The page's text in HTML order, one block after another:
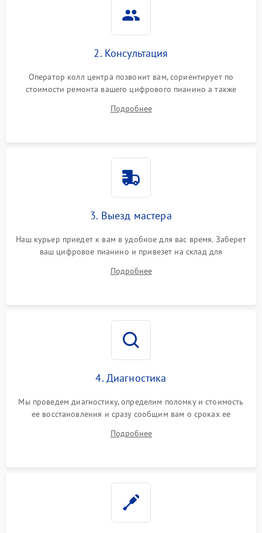
2. Консультация
Оператор колл центра позвонит вам, сориентирует по
стоимости ремонта вашего цифрового пианино а также
Подробнее
3. Выезд мастера
Наш курьер приедет к вам в удобное для вас время. Заберет
ваш цифровое пианино и привезет на склад для
Подробнее
4. Диагностика
Мы проведем диагностику, определим поломку и стоимость
ее восстановления и сразу сообщим вам о сроках ее
Подробнее